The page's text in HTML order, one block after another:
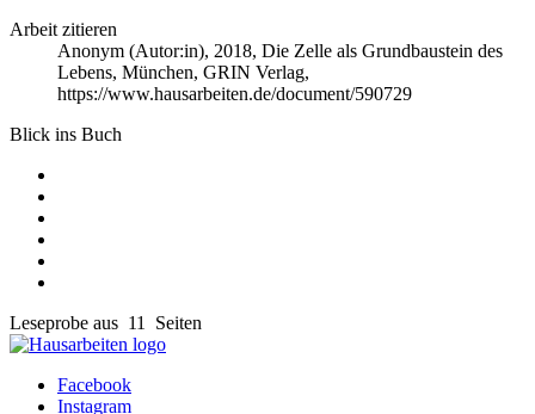
Arbeit zitieren
Anonym (Autor:in), 2018, Die Zelle als Grundbaustein des
Lebens, München, GRIN Verlag,
https://www.hausarbeiten.de/document/590729
Blick ins Buch
Leseprobe aus 11 Seiten
Facebook
Instagram